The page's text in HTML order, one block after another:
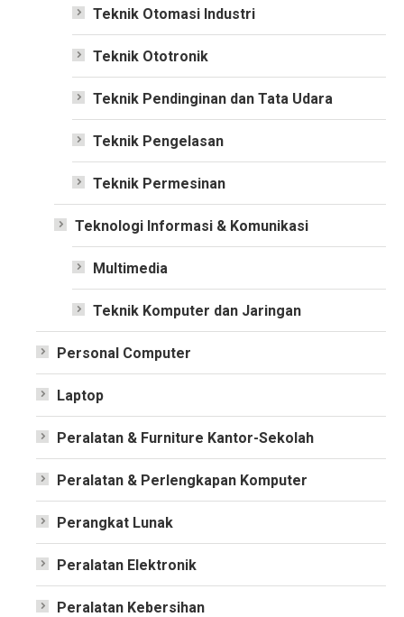
Teknik Otomasi Industri
Teknik Ototronik
Teknik Pendinginan dan Tata Udara
Teknik Pengelasan
Teknik Permesinan
Teknologi Informasi & Komunikasi
Multimedia
Teknik Komputer dan Jaringan
Personal Computer
Laptop
Peralatan & Furniture Kantor-Sekolah
Peralatan & Perlengkapan Komputer
Perangkat Lunak
Peralatan Elektronik
Peralatan Kebersihan